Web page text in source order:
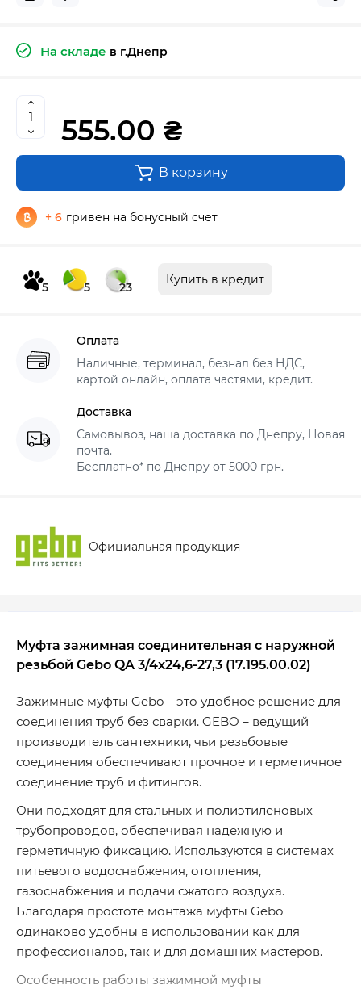
На складе в г.Днепр
555.00 ₴
В корзину
+ 6 гривен на бонусный счет
5 5 23
Купить в кредит
Оплата
Наличные, терминал, безнал без НДС,
картой онлайн, оплата частями, кредит.
Доставка
Самовывоз, наша доставка по Днепру, Новая
почта.
Бесплатно* по Днепру от 5000 грн.
Официальная продукция
Муфта зажимная соединительная с наружной
резьбой Gebo QA 3/4x24,6-27,3 (17.195.00.02)
Зажимные муфты Gebo – это удобное решение для
соединения труб без сварки. GEBO – ведущий
производитель сантехники, чьи резьбовые
соединения обеспечивают прочное и герметичное
соединение труб и фитингов.
Они подходят для стальных и полиэтиленовых
трубопроводов, обеспечивая надежную и
герметичную фиксацию. Используются в системах
питьевого водоснабжения, отопления,
газоснабжения и подачи сжатого воздуха.
Благодаря простоте монтажа муфты Gebo
одинаково удобны в использовании как для
профессионалов, так и для домашних мастеров.
Особенность работы зажимной муфты